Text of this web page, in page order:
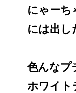
にゃーち
には出し
色んなプ
ホワイト